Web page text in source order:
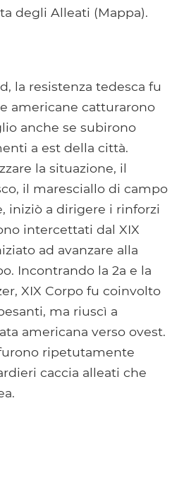
degli Alleati (Mappa).
la resistenza tedesca fu
americane catturarono
anche se subirono
a est della città.
la situazione, il
il maresciallo di campo
iniziò a dirigere i rinforzi
intercettati dal XIX
ad avanzare alla
Incontrando la 2a e la
XIX Corpo fu coinvolto
ma riuscì a
americana verso ovest.
ripetutamente
caccia alleati che